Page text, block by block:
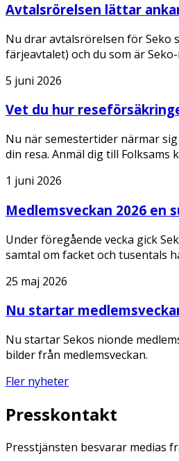
Avtalsrörelsen lättar
Nu drar avtalsrörelsen för Seko
färjeavtalet) och du som är
5 juni 2026
Vet du hur
Nu när semestertider närmar
din resa. Anmäl dig till
1 juni 2026
Medlemsveckan 2026 en
Under föregående vecka gick
samtal om facket och tusentals
25 maj 2026
Nu startar
Nu startar Sekos nionde
bilder från medlemsveckan.
Fler nyheter
Presskontakt
Presstjänsten besvarar medias